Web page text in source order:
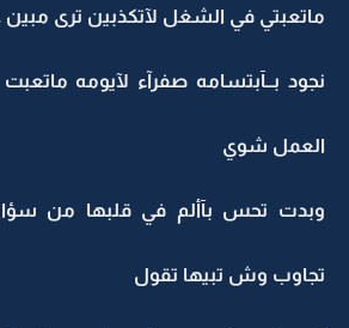
ماتعبتي في الشغل لآتكذبين ترى
نجود بــآبتسامه صفرآء لآيومه
العمل شوي
وبدت تحس بآألم في قلبها من
تجاوب وش تبيها تقول